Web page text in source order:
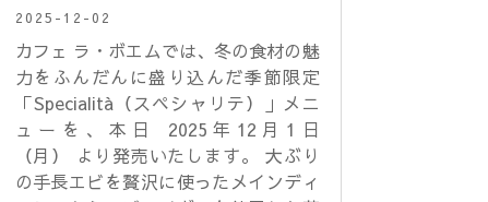
2025-12-02
カフェ ラ・ボエムでは、冬の食材の魅
力をふんだんに盛り込んだ季節限定
「Specialità（スペシャリテ）」メニ
ューを、本日 2025年12月1日
（月） より発売いたします。 大ぶり
の手長エビを贅沢に使ったメインディ